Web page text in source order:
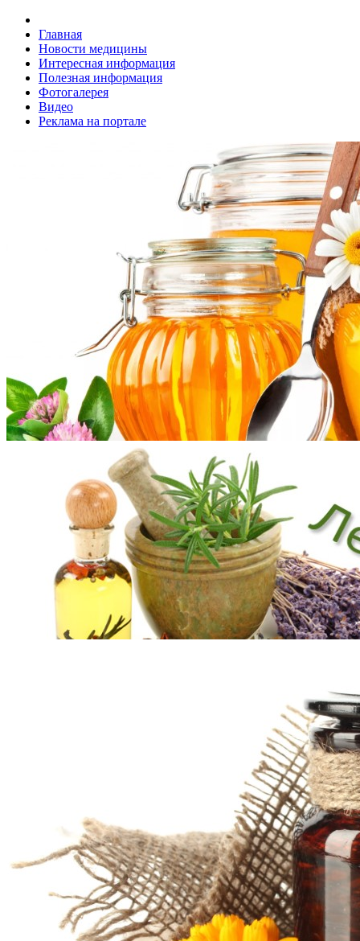
Главная
Новости медицины
Интересная информация
Полезная информация
Фотогалерея
Видео
Реклама на портале